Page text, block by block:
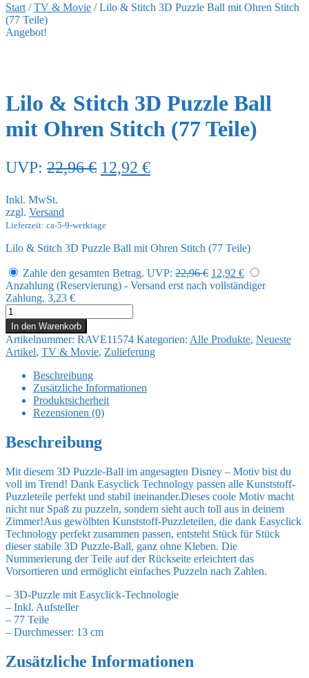
Start /TV & Movie /Lilo & Stitch 3D Puzzle Ball mit Ohren Stitch
(77 Teile)
Angebot!
Lilo & Stitch 3D Puzzle Ball
mit Ohren Stitch (77 Teile)
UVP: 22,96€ Ursprünglicher
22,96 €
12,92 €Aktueller
Inkl. MwSt.
zzgl. Versand
Lieferzeit: ca-5-9-werktage
Lilo & Stitch 3D Puzzle Ball mit Ohren Stitch (77 Teile)
Zahle den gesamten Betrag. UVP: 22,96€ Ursprünglicher
Preis
12,92 €Aktueller
Preis
Anzahlung (Reservierung) - Versand erst nach vollständiger
Zahlung. 3,23 €
Lilo
&
Stitch
3D
Puzzle
Ball
Ohren
Stitch
Teile)
Menge
In den Warenkorb
Artikelnummer: RAVE11574 Kategorien: Alle Produkte, Neueste
Artikel, TV & Movie, Zulieferung
Beschreibung
Zusätzliche Informationen
Produktsicherheit
Rezensionen (0)
Beschreibung
Mit diesem 3D Puzzle-Ball im angesagten Disney – Motiv bist du
voll im Trend! Dank Easyclick Technology passen alle Kunststoff-
Puzzleteile perfekt und stabil ineinander.Dieses coole Motiv macht
nicht nur Spaß zu puzzeln, sondern sieht auch toll aus in deinem
Zimmer!Aus gewölbten Kunststoff-Puzzleteilen, die dank Easyclick
Technology perfekt zusammen passen, entsteht Stück für Stück
dieser stabile 3D Puzzle-Ball, ganz ohne Kleben. Die
Nummerierung der Teile auf der Rückseite erleichtert das
Vorsortieren und ermöglicht einfaches Puzzeln nach Zahlen.
– 3D-Puzzle mit Easyclick-Technologie
– Inkl. Aufsteller
– 77 Teile
– Durchmesser: 13 cm
Zusätzliche Informationen